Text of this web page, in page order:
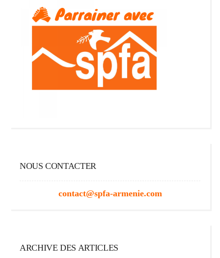
NOUS CONTACTER
contact@spfa-armenie.com
ARCHIVE DES ARTICLES